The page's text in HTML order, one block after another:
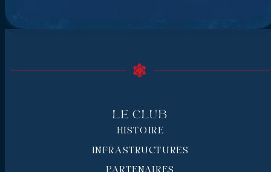
Le Club
HISTOIRE
INFRASTRUCTURES